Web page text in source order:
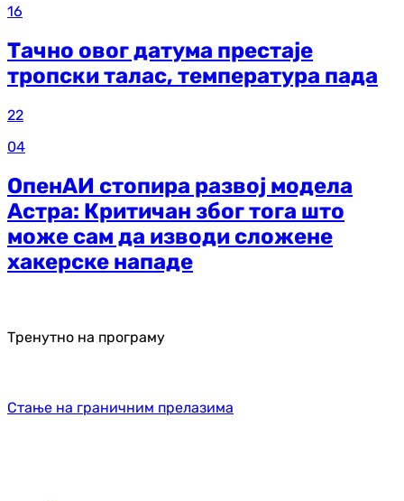
16
Тачно овог датума престаје
тропски талас, температура пада
22
04
ОпенАИ стопира развој модела
Астра: Критичан због тога што
може сам да изводи сложене
хакерске нападе
Тренутно на програму
Стање на граничним прелазима